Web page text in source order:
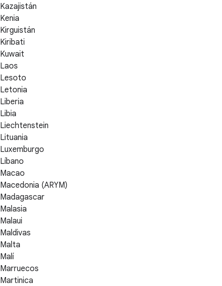
Kazajistán
Kenia
Kirguistán
Kiribati
Kuwait
Laos
Lesoto
Letonia
Liberia
Libia
Liechtenstein
Lituania
Luxemburgo
Líbano
Macao
Macedonia (ARYM)
Madagascar
Malasia
Malaui
Maldivas
Malta
Malí
Marruecos
Martinica